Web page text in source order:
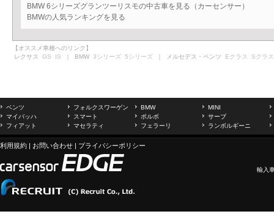
BMW 6シリーズグランツーリスモの中古車を見る（カーセンサー）
BMWの人気ランキングを見る
【オススメ車種へのリンク】
レクサス GS IS ｜ BMW 3シリーズ 5シリーズ ｜ メルセデス・ベンツ Eクラス Sクラス
ベンツ フォルクスワーゲン BMW
MINI
マイバッハ
スマート ボルボ
サーブ
フィアット
マセラティ フェラーリ ランボルギーニ
利用規約 | お問い合わせ | プライバシーポリシー
輸入